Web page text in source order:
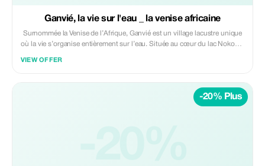
Ganvié, la vie sur l'eau _ la venise africaine
Surnommée la Venise de l’Afrique, Ganvié est un village lacustre unique
où la vie s’organise entièrement sur l’eau. Située au cœur du lac Nokoué,
VIEW OFFER
-20% Plus